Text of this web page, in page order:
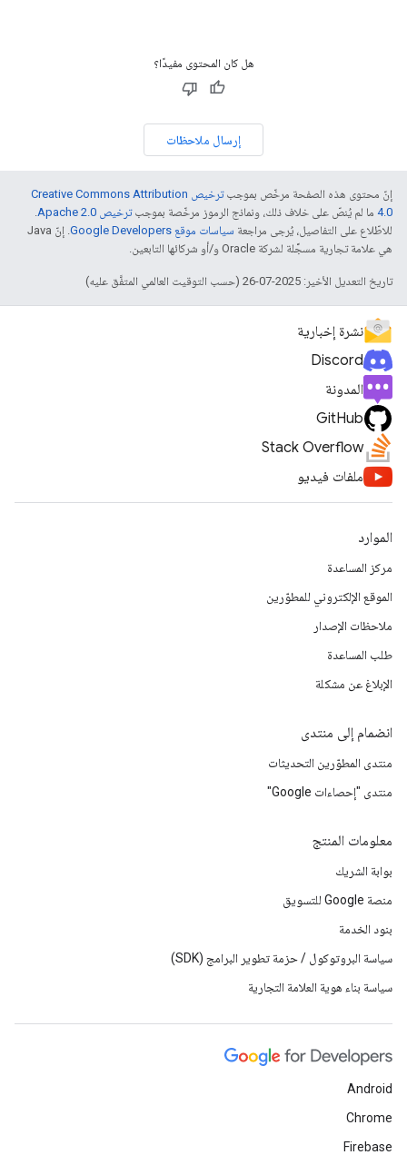
هل كان المحتوى مفيدًا؟
إرسال ملاحظات
إنّ محتوى هذه الصفحة مرخّص بموجب
ترخيص Creative Commons Attribution
4.0‏ ما لم يُنصّ على خلاف ذلك، ونماذج الرموز مرخّصة بموجبترخيص Apache 2.0‏
.
للاطّلاع على التفاصيل، يُرجى مراجعة سياسات موقع Google Developers‏
. إنّ Java
هي علامة تجارية مسجَّلة لشركة Oracle و/أو شركائها التابعين.
تاريخ التعديل الأخير: 2025-07-26 (حسب التوقيت العالمي المتفَّق عليه)
نشرة إخبارية
Discord
المدونة
GitHub
Stack Overflow
ملفات فيديو
الموارد
مركز المساعدة
الموقع الإلكتروني للمطوّرين
ملاحظات الإصدار
طلب المساعدة
الإبلاغ عن مشكلة
انضمام إلى منتدى
منتدى المطوّرين التحديثات
منتدى "إحصاءات Google"
معلومات المنتج
بوابة الشريك
منصة Google للتسويق
بنود الخدمة
سياسة البروتوكول / حزمة تطوير البرامج (SDK)
سياسة بناء هوية العلامة التجارية
Android
Chrome
Firebase